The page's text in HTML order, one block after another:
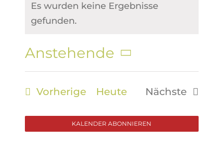
Hinweis
Es wurden keine Ergebnisse
gefunden.
Anstehende
Datum
wählen.
VorherigeVeranstaltungen
Heute
Nächste
KALENDER ABONNIEREN